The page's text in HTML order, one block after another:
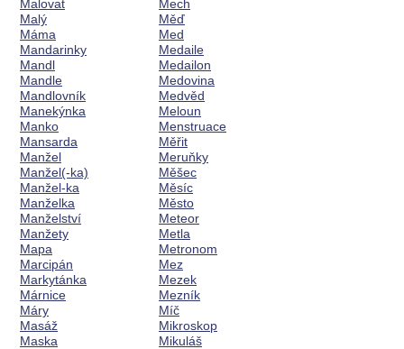
Malovat
Malý
Máma
Mandarinky
Mandl
Mandle
Mandlovník
Manekýnka
Manko
Mansarda
Manžel
Manžel(-ka)
Manžel-ka
Manželka
Manželství
Manžety
Mapa
Marcipán
Markytánka
Márnice
Máry
Masáž
Maska
Mech
Měď
Med
Medaile
Medailon
Medovina
Medvěd
Meloun
Menstruace
Měřit
Meruňky
Měšec
Měsíc
Město
Meteor
Metla
Metronom
Mez
Mezek
Mezník
Míč
Mikroskop
Mikuláš